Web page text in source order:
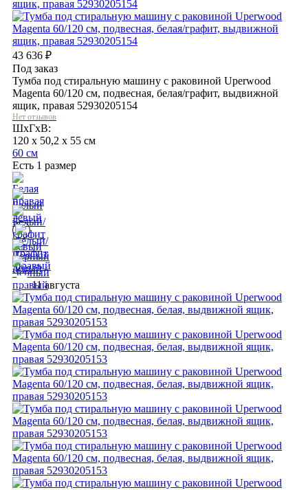
43 636 ₽
Под заказ
Тумба под стиральную машину с раковиной Uperwood
Magenta 60/120 см, подвесная, белая/графит, выдвижной
ящик, правая 52930205154
Нет отзывов
ШхГхВ:
120 x 50,2 x 55 см
60 см
Есть 1 размер
11 августа